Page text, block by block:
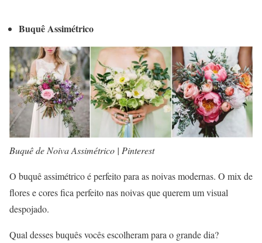
Buquê Assimétrico
Buquê de Noiva Assimétrico | Pinterest
O buquê assimétrico é perfeito para as noivas modernas. O mix de
flores e cores fica perfeito nas noivas que querem um visual
despojado.
Qual desses buquês vocês escolheram para o grande dia?